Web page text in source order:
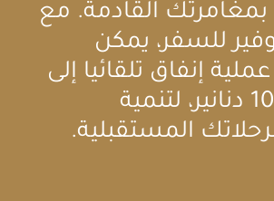
بمغامرتك القادمة. مع
للسفر، يمكن
إنفاق تلقائيا إلى
أقرب 5 أو 10 دنانير، لتنمية
المستقبلية.